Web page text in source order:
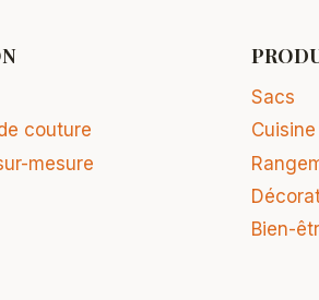
couture
mesure
Sacs
Cuisine
Bien-